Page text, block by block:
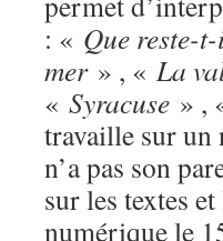
: « Que reste-
mer» , « La
« Syracuse » ,
travaille sur un
n’a pas son
sur les textes
numérique le